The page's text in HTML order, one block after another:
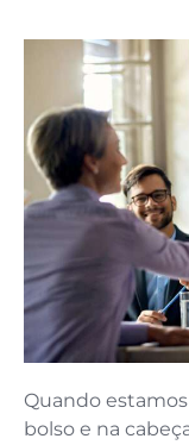
Quando
bolso e na